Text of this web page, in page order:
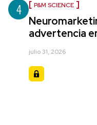
4 P&M SCIENCE
advertencia
julio 31, 2026